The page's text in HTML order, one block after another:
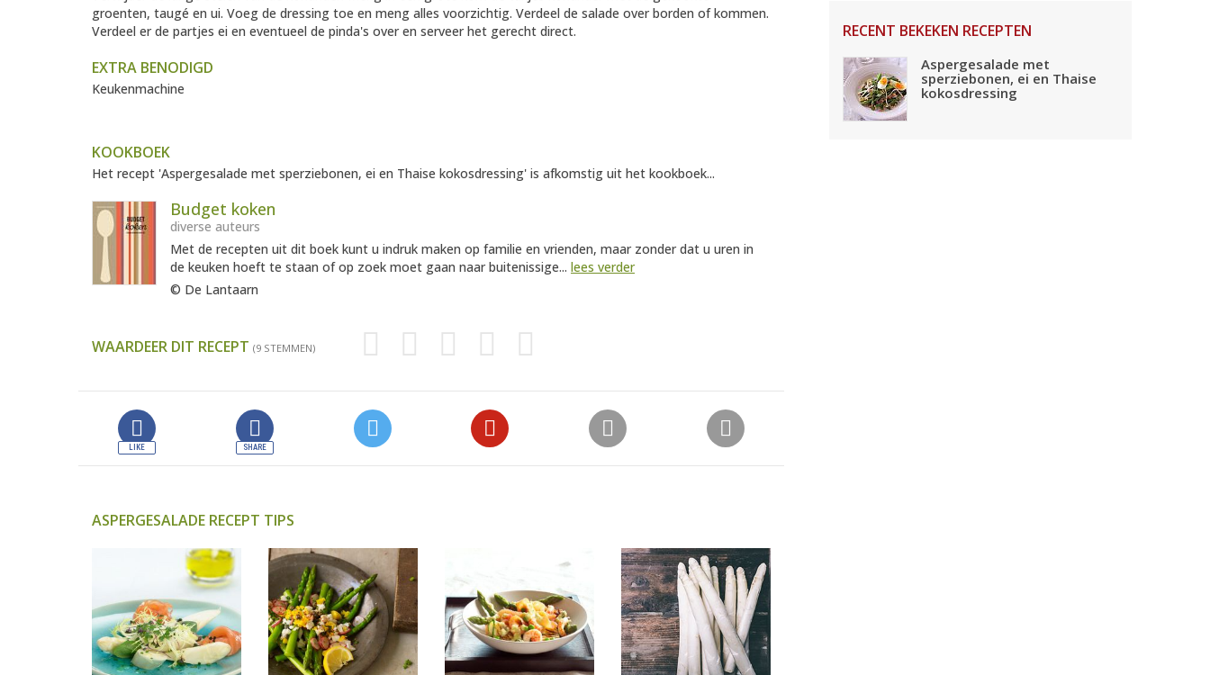
groenten, taugé en ui. Voeg de dressing toe en meng alles voorzichtig. Verdeel de salade over borden of kommen.
Verdeel er de partjes ei en eventueel de pinda's over en serveer het gerecht direct.
EXTRA BENODIGD
Keukenmachine
KOOKBOEK
Het recept 'Aspergesalade met sperziebonen, ei en Thaise kokosdressing' is afkomstig uit het kookboek...
Budget koken
diverse auteurs
Met de recepten uit dit boek kunt u indruk maken op familie en vrienden, maar zonder dat u uren in
de keuken hoeft te staan of op zoek moet gaan naar buitenissige... lees verder
© De Lantaarn
WAARDEER DIT RECEPT (9 STEMMEN)
ASPERGESALADE RECEPT TIPS
RECENT BEKEKEN RECEPTEN
Aspergesalade met
sperziebonen, ei en Thaise
kokosdressing